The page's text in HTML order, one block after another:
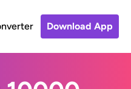
Download App